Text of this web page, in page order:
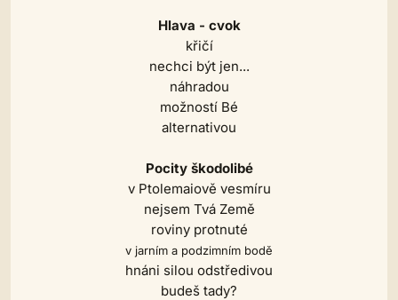
Hlava - cvok
křičí
nechci být jen...
náhradou
možností Bé
alternativou
Pocity škodolibé
v Ptolemaiově vesmíru
nejsem Tvá Země
roviny protnuté
v jarním a podzimním bodě
hnáni silou odstředivou
budeš tady?